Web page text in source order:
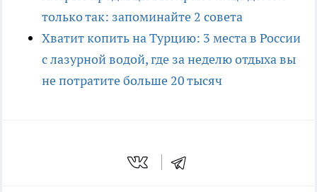
только так: запоминайте 2 совета
Хватит копить на Турцию: 3 места в России
с лазурной водой, где за неделю отдыха вы
не потратите больше 20 тысяч